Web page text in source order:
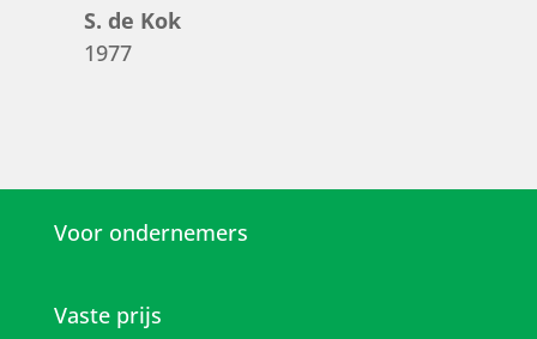
S. de Kok
1977
Voor ondernemers
Vaste prijs